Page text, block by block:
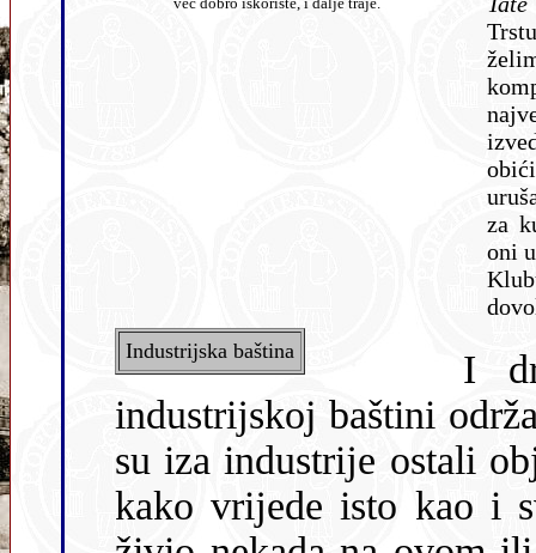
za
oni u
Industrijska baština
I
industrĳskoj baštini
su iza industrĳe ostali
kako vrĳede isto kao i